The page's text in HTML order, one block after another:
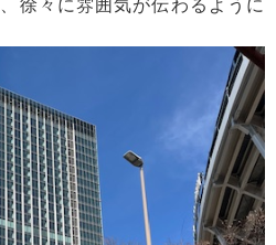
徐々に雰囲気が伝わるように